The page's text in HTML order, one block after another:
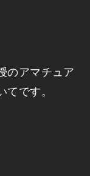
のアマチュア
です。